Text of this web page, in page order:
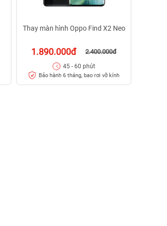
Thay màn hình Oppo Find X2 Neo
1.890.000đ 2.400.000đ
45 - 60 phút
Bảo hành 6 tháng, bao rơi vỡ kính